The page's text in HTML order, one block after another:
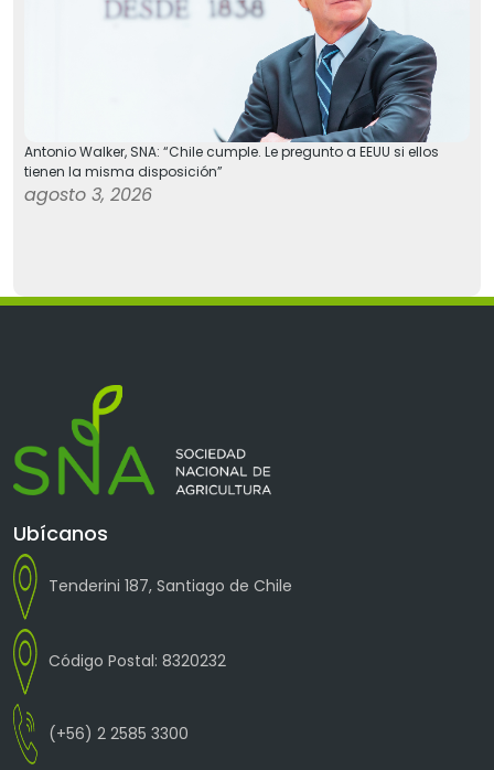
Antonio Walker, SNA: “Chile cumple. Le pregunto a EEUU si ellos
tienen la misma disposición”
agosto 3, 2026
Ubícanos
Tenderini 187, Santiago de Chile
Código Postal: 8320232
(+56) 2 2585 3300